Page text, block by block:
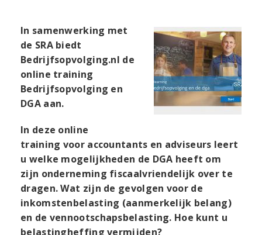
In samenwerking met
de SRA biedt
Bedrijfsopvolging.nl de
online training
Bedrijfsopvolging en
DGA aan.
In deze online
training voor accountants en adviseurs leert
u welke mogelijkheden de DGA heeft om
zijn onderneming fiscaalvriendelijk over te
dragen. Wat zijn de gevolgen voor de
inkomstenbelasting (aanmerkelijk belang)
en de vennootschapsbelasting. Hoe kunt u
belastingheffing vermijden?